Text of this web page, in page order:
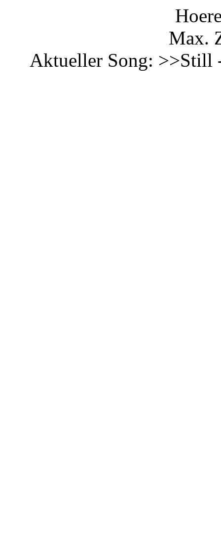
Max.
Aktueller Song: >>Still